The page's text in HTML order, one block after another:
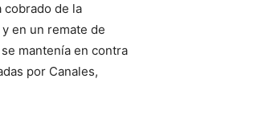
cobrado de la
en un remate de
mantenía en contra
por Canales,